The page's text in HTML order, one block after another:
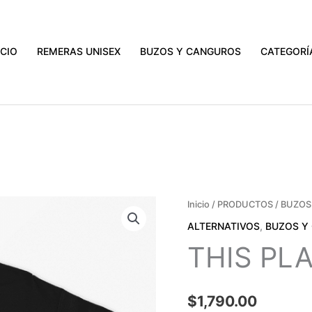
REMERAS UNISEX BUZOS Y CANGUROS
Inicio / PRODUCTOS/
ALTERNATIVOS, BUZOS Y
THIS
$1,790.00
THIS
PLACE
cantidad